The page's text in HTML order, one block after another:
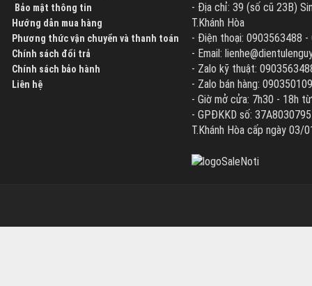
Bảo mật thông tin
Hướng dẫn mua hàng
Phương thức vận chuyển và thanh toán
Chính sách đổi trả
Chính sách bảo hành
Liên hệ
- Địa chỉ: 39 (số cũ 23B)
T.Khánh Hòa
- Điện thoại: 0903563488
- Email:
- Zalo kỹ thuật:
- Zalo bán hàng:
- Giờ mở cửa: 7h30 - 18h
- GPĐKKD số:
T.Khánh Hòa cấp ngày 03/